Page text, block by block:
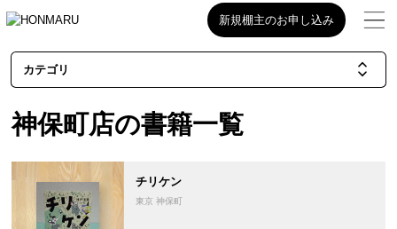
新規棚主のお申し込み
カテゴリ
神保町店の書籍一覧
チリケン
東京 神保町